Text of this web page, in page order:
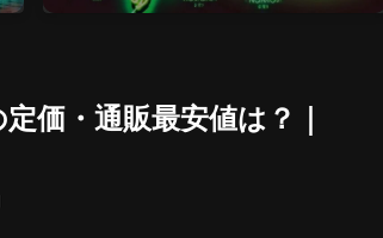
価・通販最安値は？｜